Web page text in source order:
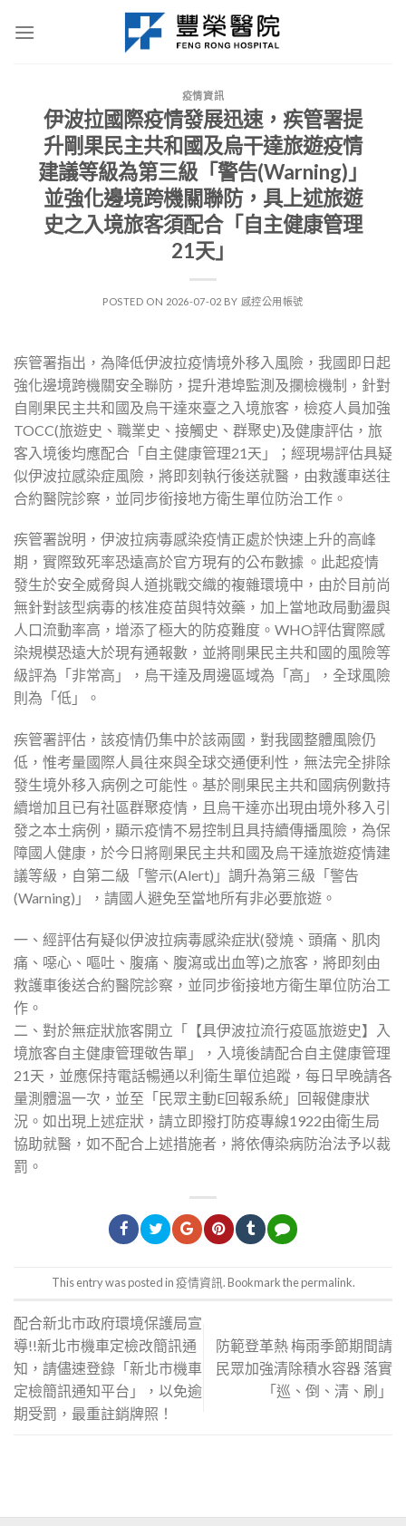
疫情資訊
伊波拉國際疫情發展迅速，疾管署提
升剛果民主共和國及烏干達旅遊疫情
建議等級為第三級「警告(Warning)」
並強化邊境跨機關聯防，具上述旅遊
史之入境旅客須配合「自主健康管理
21天」
POSTED ON 2026-07-02 BY 感控公用帳號
疾管署指出，為降低伊波拉疫情境外移入風險，我國即日起
強化邊境跨機關安全聯防，提升港埠監測及攔檢機制，針對
自剛果民主共和國及烏干達來臺之入境旅客，檢疫人員加強
TOCC(旅遊史、職業史、接觸史、群聚史)及健康評估，旅
客入境後均應配合「自主健康管理21天」；經現場評估具疑
似伊波拉感染症風險，將即刻執行後送就醫，由救護車送往
合約醫院診察，並同步銜接地方衛生單位防治工作。
疾管署說明，伊波拉病毒感染疫情正處於快速上升的高峰
期，實際致死率恐遠高於官方現有的公布數據 。此起疫情
發生於安全威脅與人道挑戰交織的複雜環境中，由於目前尚
無針對該型病毒的核准疫苗與特效藥，加上當地政局動盪與
人口流動率高，增添了極大的防疫難度。WHO評估實際感
染規模恐遠大於現有通報數，並將剛果民主共和國的風險等
級評為「非常高」，烏干達及周邊區域為「高」，全球風險
則為「低」。
疾管署評估，該疫情仍集中於該兩國，對我國整體風險仍
低，惟考量國際人員往來與全球交通便利性，無法完全排除
發生境外移入病例之可能性。基於剛果民主共和國病例數持
續增加且已有社區群聚疫情，且烏干達亦出現由境外移入引
發之本土病例，顯示疫情不易控制且具持續傳播風險，為保
障國人健康，於今日將剛果民主共和國及烏干達旅遊疫情建
議等級，自第二級「警示(Alert)」調升為第三級「警告
(Warning)」，請國人避免至當地所有非必要旅遊。
一、經評估有疑似伊波拉病毒感染症狀(發燒、頭痛、肌肉
痛、噁心、嘔吐、腹痛、腹瀉或出血等)之旅客，將即刻由
救護車後送合約醫院診察，並同步銜接地方衛生單位防治工
作。
二、對於無症狀旅客開立「【具伊波拉流行疫區旅遊史】入
境旅客自主健康管理敬告單」，入境後請配合自主健康管理
21天，並應保持電話暢通以利衛生單位追蹤，每日早晚請各
量測體溫一次，並至「民眾主動E回報系統」回報健康狀
況。如出現上述症狀，請立即撥打防疫專線1922由衛生局
協助就醫，如不配合上述措施者，將依傳染病防治法予以裁
罰。
This entry was posted in疫情資訊. Bookmark thepermalink.
配合新北市政府環境保護局宣
導!!新北市機車定檢改簡訊通
知，請儘速登錄「新北市機車
定檢簡訊通知平台」，以免逾
期受罰，最重註銷牌照！
防範登革熱 梅雨季節期間請
民眾加強清除積水容器 落實
「巡、倒、清、刷」